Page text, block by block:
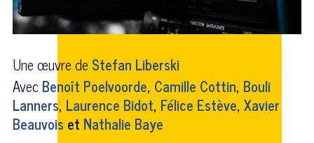
Une œuvre deStefan Liberski
AvecBenoît Poelvoorde, Camille Cottin, Bouli
Lanners, Laurence Bidot, Félice Estève,Xavier
Beauvois et Nathalie Baye